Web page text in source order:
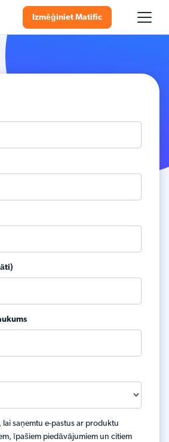
Izmēģiniet Matific
lai saņemtu e-pastus ar produktu
īpašiem piedāvājumiem un citiem